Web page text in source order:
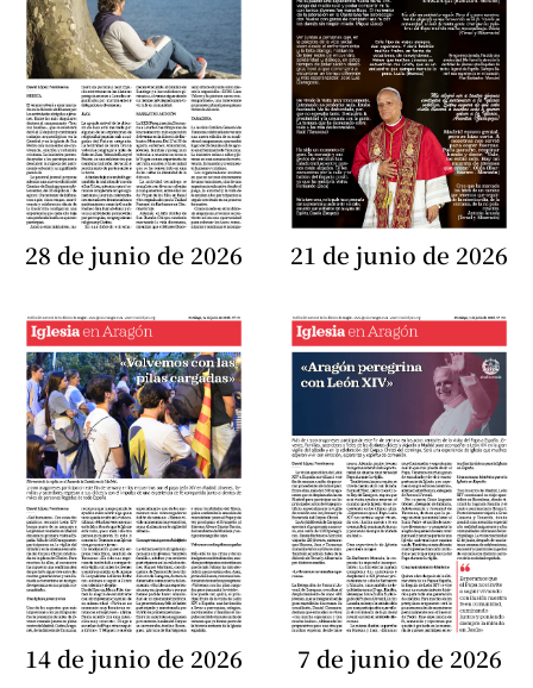
28 de junio de 2026 21 de junio de 2026
14 de junio de 2026 7 de junio de 2026